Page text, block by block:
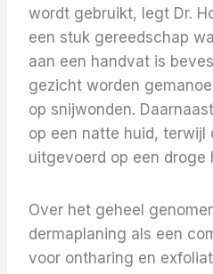
wordt gebruikt, legt Dr.
een stuk gereedschap
aan een handvat is
gezicht worden
op snijwonden.
op een natte huid, terwijl
uitgevoerd op een droge
Over het geheel
dermaplaning als een
voor ontharing en